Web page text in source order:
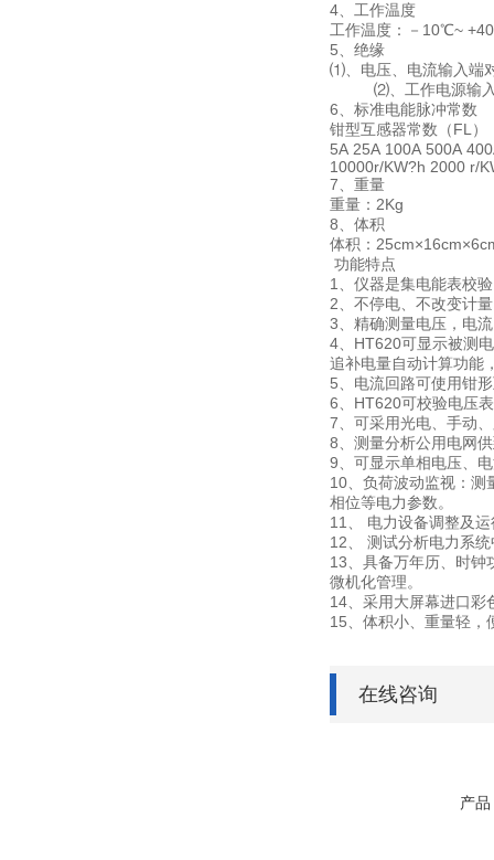
4、工作温度
工作温度：－10℃~
5、绝缘
⑴、电压、电流输入端
⑵、工作电源输入端
6、标准电能脉冲常数
钳型互感器常数（FL）
5A 25A 100A 500A
10000r/KW?h 2000 r/
7、重量
重量：2Kg
8、体积
体积：
功能特点
1、仪器是集电能表校
2、不停电、不改变计
3、精确测量电压，电
4、HT620可显示被测
追补电量自动计算功能
5、电流回路可使用钳
6、HT620可校验电压
7、可采用光电、手动
8、测量分析公用电网
9、可显示单相电压、
10、负荷波动监视：测
相位等电力参数。
11、 电力设备调整及
12、 测试分析电力系
13、具备万年历、时钟
微机化管理。
14、采用大屏幕进口彩
15、体积小、重量轻，
在线咨询
产品